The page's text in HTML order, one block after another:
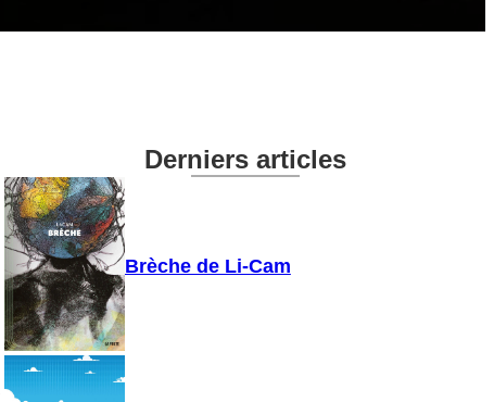
Derniers articles
Brèche de Li-Cam